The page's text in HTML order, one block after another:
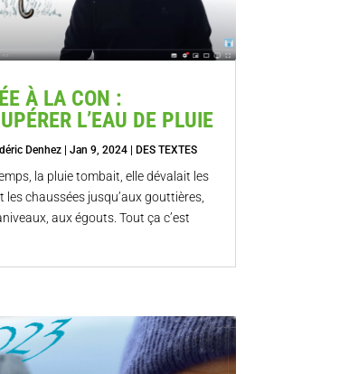
À LA CON :
L’EAU DE PLUIE
Denhez |Jan 9, 2024 |DES TEXTES
la pluie tombait, elle dévalait les
les chaussées jusqu’aux gouttières,
aux égouts. Tout ça c’est